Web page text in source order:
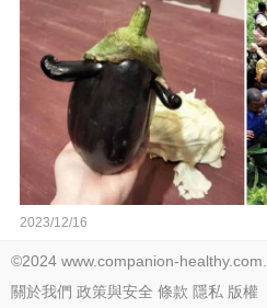
2023/12/16
©2024 www.companion-
關於我們 政策與安全 條款 隱私 版權